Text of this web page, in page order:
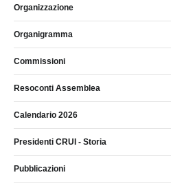
Organizzazione
Organigramma
Commissioni
Resoconti Assemblea
Calendario 2026
Presidenti CRUI - Storia
Pubblicazioni